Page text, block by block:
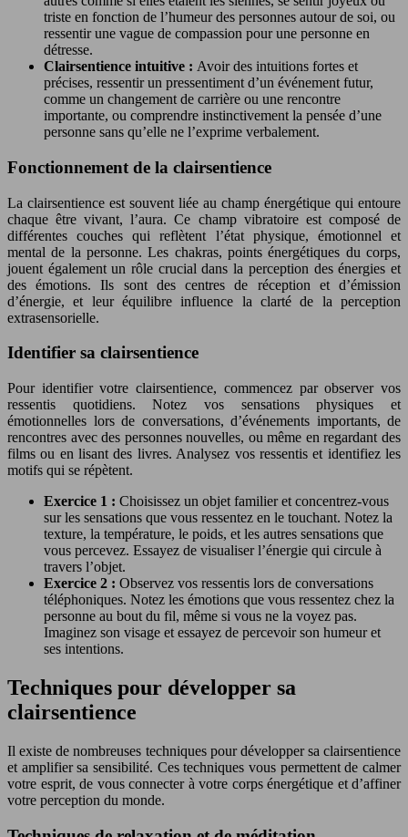
triste en fonction de l’humeur des personnes autour de soi, ou
ressentir une vague de compassion pour une personne en
détresse.
Clairsentience intuitive : Avoir des intuitions fortes et
précises, ressentir un pressentiment d’un événement futur,
comme un changement de carrière ou une rencontre
importante, ou comprendre instinctivement la pensée d’une
personne sans qu’elle ne l’exprime verbalement.
Fonctionnement de la clairsentience
La clairsentience est souvent liée au champ énergétique qui entoure
chaque être vivant, l’aura. Ce champ vibratoire est composé de
différentes couches qui reflètent l’état physique, émotionnel et
mental de la personne. Les chakras, points énergétiques du corps,
jouent également un rôle crucial dans la perception des énergies et
des émotions. Ils sont des centres de réception et d’émission
d’énergie, et leur équilibre influence la clarté de la perception
extrasensorielle.
Identifier sa clairsentience
Pour identifier votre clairsentience, commencez par observer vos
ressentis quotidiens. Notez vos sensations physiques et
émotionnelles lors de conversations, d’événements importants, de
rencontres avec des personnes nouvelles, ou même en regardant des
films ou en lisant des livres. Analysez vos ressentis et identifiez les
motifs qui se répètent.
Exercice 1 : Choisissez un objet familier et concentrez-vous
sur les sensations que vous ressentez en le touchant. Notez la
texture, la température, le poids, et les autres sensations que
vous percevez. Essayez de visualiser l’énergie qui circule à
travers l’objet.
Exercice 2 : Observez vos ressentis lors de conversations
téléphoniques. Notez les émotions que vous ressentez chez la
personne au bout du fil, même si vous ne la voyez pas.
Imaginez son visage et essayez de percevoir son humeur et
ses intentions.
Techniques pour développer sa
clairsentience
Il existe de nombreuses techniques pour développer sa clairsentience
et amplifier sa sensibilité. Ces techniques vous permettent de calmer
votre esprit, de vous connecter à votre corps énergétique et d’affiner
votre perception du monde.